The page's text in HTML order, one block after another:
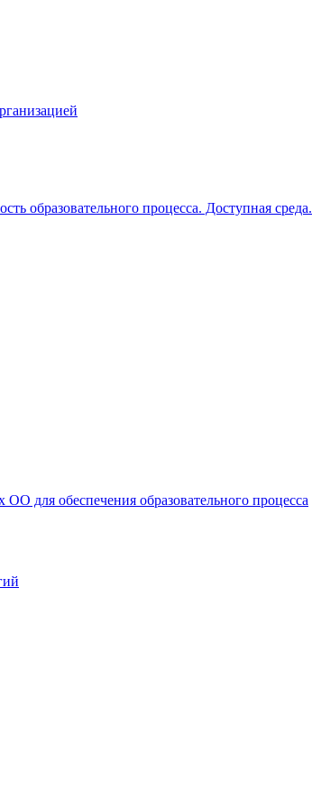
образовательного процесса. Доступная среда.
для обеспечения образовательного процесса